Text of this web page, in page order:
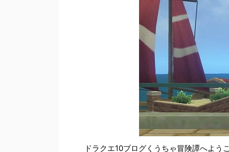
ドラクエ10ブログくうちゃ冒険譚へよう